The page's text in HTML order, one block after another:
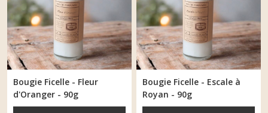
Bougie Ficelle - Fleur
d'Oranger - 90g
Bougie Ficelle - Escale à
Royan - 90g